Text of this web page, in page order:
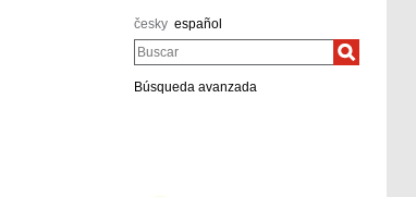
česky español
Buscar
Búsqueda avanzada